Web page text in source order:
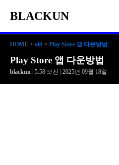
BLACKUN
HOME > old > Play Store 앱 다운방법
Play Store 앱 다운방법
blackun | 5:58 오전 | 2025년 09월 18일